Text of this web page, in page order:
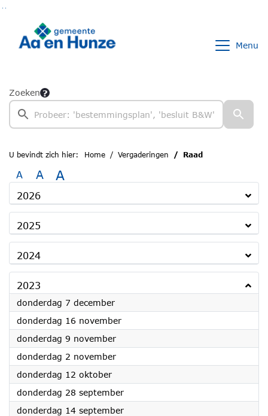
Menu
Zoeken
U bevindt zich hier: Home Vergaderingen Raad
A A A
2026
2025
2024
2023
donderdag 7 december2023
donderdag 16 november2023
donderdag 9 november2023
donderdag 2 november2023
donderdag 12 oktober2023
donderdag 28 september2023
donderdag 14 september2023